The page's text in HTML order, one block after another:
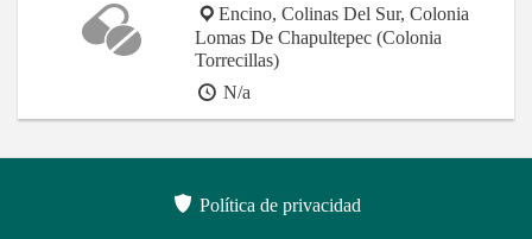
Encino, Colinas Del Sur, Colonia
Lomas De Chapultepec (Colonia
Torrecillas)
N/a
Política de privacidad